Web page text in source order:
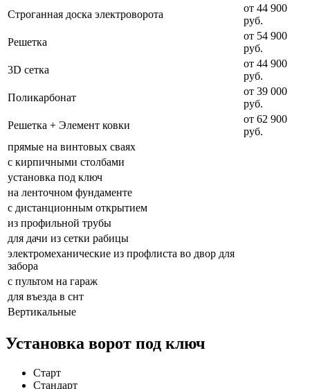
Строганная доска электроворота
от 44 900
руб.
Решетка
от 54 900
руб.
3D сетка
от 44 900
руб.
Поликарбонат
от 39 000
руб.
Решетка + Элемент ковки
от 62 900
руб.
прямые на винтовых сваях
с кирпичными столбами
установка под ключ
на ленточном фундаменте
с дистанционным открытием
из профильной трубы
для дачи из сетки рабицы
электромеханические из профлиста во двор для
забора
с пультом на гараж
для въезда в снт
Вертикальные
Установка ворот под ключ
Старт
Стандарт